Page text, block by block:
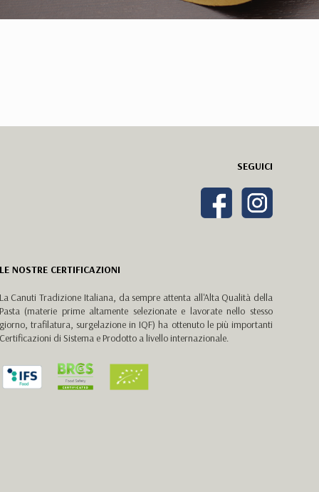
SEGUICI
LE NOSTRE CERTIFICAZIONI
La Canuti Tradizione Italiana, da sempre attenta all'Alta Qualità della
Pasta (materie prime altamente selezionate e lavorate nello stesso
giorno, trafilatura, surgelazione in IQF) ha ottenuto le più importanti
Certificazioni di Sistema e Prodotto a livello internazionale.